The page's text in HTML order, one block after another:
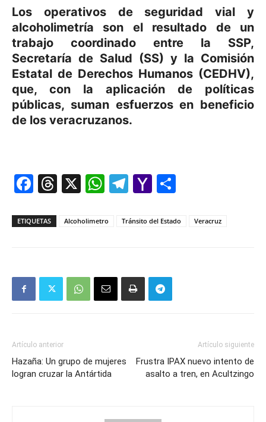
Los operativos de seguridad vial y
alcoholimetría son el resultado de un
trabajo coordinado entre la SSP,
Secretaría de Salud (SS) y la Comisión
Estatal de Derechos Humanos (CEDHV),
que, con la aplicación de políticas
públicas, suman esfuerzos en beneficio
de los veracruzanos.
Facebook
Threads
X WhatsApp
Telegram
Yahoo
ETIQUETAS Alcoholimetro Tránsito del Estado Veracruz
Artículo anterior
Hazaña: Un grupo de mujeres
logran cruzar la Antártida
Artículo siguiente
Frustra IPAX nuevo intento de
asalto a tren, en Acultzingo